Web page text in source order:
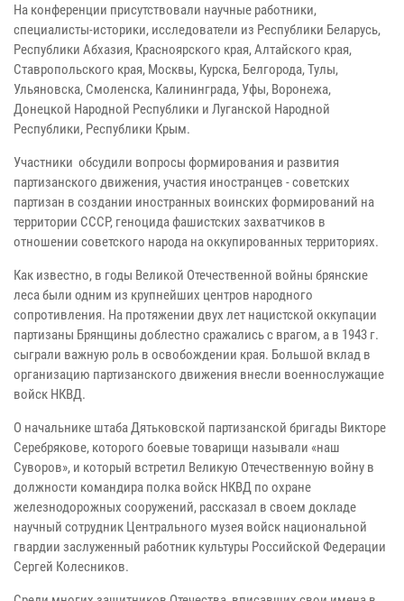
На конференции присутствовали научные работники,
специалисты-историки, исследователи из Республики Беларусь,
Республики Абхазия, Красноярского края, Алтайского края,
Ставропольского края, Москвы, Курска, Белгорода, Тулы,
Ульяновска, Смоленска, Калининграда, Уфы, Воронежа,
Донецкой Народной Республики и Луганской Народной
Республики, Республики Крым.
Участники обсудили вопросы формирования и развития
партизанского движения, участия иностранцев - советских
партизан в создании иностранных воинских формирований на
территории СССР, геноцида фашистских захватчиков в
отношении советского народа на оккупированных территориях.
Как известно, в годы Великой Отечественной войны брянские
леса были одним из крупнейших центров народного
сопротивления. На протяжении двух лет нацистской оккупации
партизаны Брянщины доблестно сражались с врагом, а в 1943 г.
сыграли важную роль в освобождении края. Большой вклад в
организацию партизанского движения внесли военнослужащие
войск НКВД.
О начальнике штаба Дятьковской партизанской бригады Викторе
Серебрякове, которого боевые товарищи называли «наш
Суворов», и который встретил Великую Отечественную войну в
должности командира полка войск НКВД по охране
железнодорожных сооружений, рассказал в своем докладе
научный сотрудник Центрального музея войск национальной
гвардии заслуженный работник культуры Российской Федерации
Сергей Колесников.